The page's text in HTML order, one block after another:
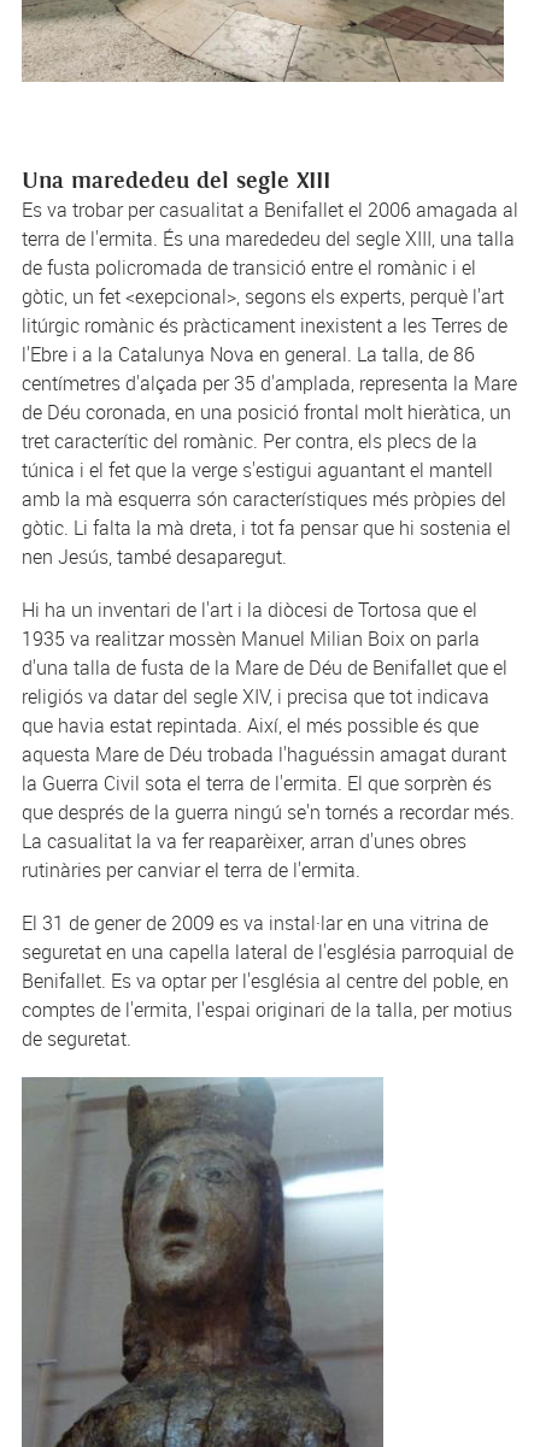
Una marededeu del segle XIII
Es va trobar per casualitat a Benifallet el 2006 amagada al
terra de l'ermita. És una marededeu del segle XIII, una talla
de fusta policromada de transició entre el romànic i el
gòtic, un fet <exepcional>, segons els experts, perquè l'art
litúrgic romànic és pràcticament inexistent a les Terres de
l'Ebre i a la Catalunya Nova en general. La talla, de 86
centímetres d'alçada per 35 d'amplada, representa la Mare
de Déu coronada, en una posició frontal molt hieràtica, un
tret caracterític del romànic. Per contra, els plecs de la
túnica i el fet que la verge s'estigui aguantant el mantell
amb la mà esquerra són característiques més pròpies del
gòtic. Li falta la mà dreta, i tot fa pensar que hi sostenia el
nen Jesús, també desaparegut.
Hi ha un inventari de l'art i la diòcesi de Tortosa que el
1935 va realitzar mossèn Manuel Milian Boix on parla
d'una talla de fusta de la Mare de Déu de Benifallet que el
religiós va datar del segle XIV, i precisa que tot indicava
que havia estat repintada. Així, el més possible és que
aquesta Mare de Déu trobada l'haguéssin amagat durant
la Guerra Civil sota el terra de l'ermita. El que sorprèn és
que després de la guerra ningú se'n tornés a recordar més.
La casualitat la va fer reaparèixer, arran d'unes obres
rutinàries per canviar el terra de l'ermita.
El 31 de gener de 2009 es va instal·lar en una vitrina de
seguretat en una capella lateral de l'església parroquial de
Benifallet. Es va optar per l'església al centre del poble, en
comptes de l'ermita, l'espai originari de la talla, per motius
de seguretat.